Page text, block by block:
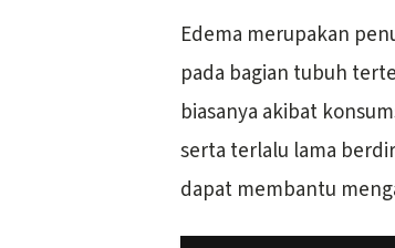
Edema merupakan
pada bagian tubuh
biasanya akibat
serta terlalu lama
dapat membantu